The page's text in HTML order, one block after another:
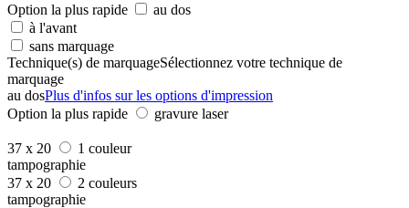
Option la plus rapide
au dos
à l'avant
sans marquage
Technique(s) de marquageSélectionnez votre technique de
marquage
au dosPlus d'infos sur les options d'impression
Option la plus rapide
gravure laser
37 x 20
1 couleur
tampographie
37 x 20
2 couleurs
tampographie